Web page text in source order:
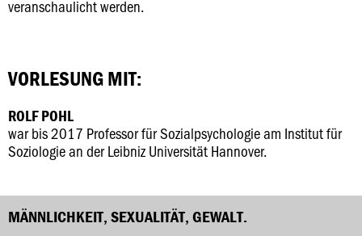
veranschaulicht werden.
VORLESUNG MIT:
ROLF POHL
war bis 2017 Professor für Sozialpsychologie am Institut für
Soziologie an der Leibniz Universität Hannover.
MÄNNLICHKEIT, SEXUALITÄT, GEWALT.